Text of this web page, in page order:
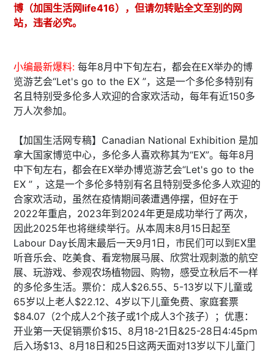
博（加国生活网life416），但请勿转贴全文至别的网
站，违者必究。
小编最新爆料: 每年8月中下旬左右，都会在EX举办的博
览游艺会“Let's go to the EX ”，这是一个多伦多特别有
名且特别受多伦多人欢迎的合家欢活动，每年有近150多
万人次参加。
【加国生活网专稿】Canadian National Exhibition 是加
拿大国家博览中心，多伦多人喜欢称其为“EX”。每年8月
中下旬左右，都会在EX举办博览游艺会“Let's go to the
EX ” ，这是一个多伦多特别有名且特别受多伦多人欢迎的
合家欢活动，虽然在疫情期间袭遭遇停摆，但好在于
2022年重启，2023年到2024年更是成功举行了两次，
因此2025年也将继续举行。从本周末8月15日起至
Labour Day长周末最后一天9月1日，市民们可以到EX里
听音乐会、吃美食、看宠物展马展、欣赏壮观刺激的航空
展、玩游戏、参观农场植物园、购物，感受立秋后不一样
的多伦多生活。票价：成人$26.55、5-13岁以下儿童或
65岁以上老人$22.12、4岁以下儿童免费、家庭套票
$84.07（2个成人2个孩子或1个成人3个孩子）；优惠：
开业第一天促销票价$15、8月18-21日&25-28日4:45pm
后入场$13、8月18日和25日这两天面对13岁以下儿童门